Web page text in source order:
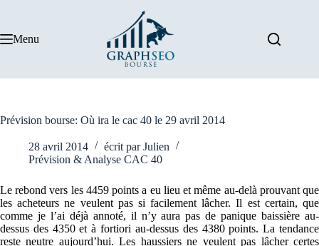
Menu
Prévision bourse: Où ira le cac 40 le 29 avril 2014
28 avril 2014 écrit par Julien
Prévision & Analyse CAC 40
Le rebond vers les 4459 points a eu lieu et même au-delà prouvant que
les acheteurs ne veulent pas si facilement lâcher. Il est certain, que
comme je l’ai déjà annoté, il n’y aura pas de panique baissière au-
dessus des 4350 et à fortiori au-dessus des 4380 points. La tendance
reste neutre aujourd’hui. Les haussiers ne veulent pas lâcher certes